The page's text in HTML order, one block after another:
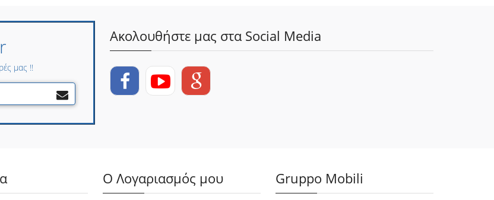
μας !!
Ακολουθήστε μας στα Social Media
Ο Λογαριασμός μου Gruppo Mobili